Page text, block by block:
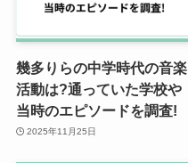
幾多りらの中学時代の音楽
活動は?通っていた学校や
当時のエピソードを調査!
2025年11月25日